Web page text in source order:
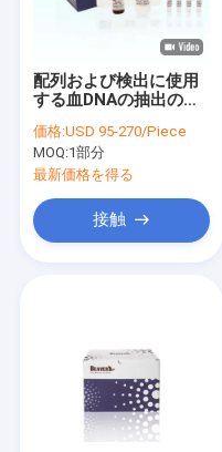
配列および検出に使用
する血DNAの抽出のキ
価格:USD 95-270/Piece
MOQ:1部分
最新価格を得る
接触